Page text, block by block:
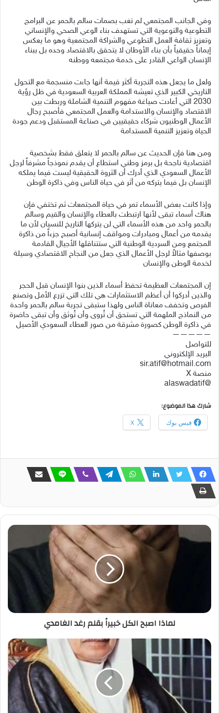
وفي الجانب المجتمعي لم تغب بصمات سالم بالحمر عن البرامج
التطوعية والتوعوية التي تستهدف بناء الوعي الصحي والإنساني
وتعزيز ثقافة العمل التطوعي والشراكة المجتمعية وهو ما يعكس
إيماناً حقيقياً بأن بناء الأوطان لا يتحقق بالاقتصاد وحده بل ببناء
الإنسان الواعي القادر على خدمة مجتمعه ووطنه
ولعل ما يجعل هذه التجربة أكثر قيمة أنها جاءت منسجمة مع التحول
التاريخي الكبير الذي تعيشه المملكة العربية السعودية في ظل رؤية
2030 التي أعادت صياغة مفهوم التنمية الشاملة وربطت بين
الاقتصاد والإنسان والاستدامة والعمل المجتمعي فأصبح رجال
الأعمال الوطنيون شركاء حقيقيين في صناعة المستقبل ودعم جودة
الحياة وتعزيز التنمية المستدامة
ومن هنا فإن الحديث عن سالم بالحمر لا يتعلق فقط بشخصية
اقتصادية ناجحة بل برمز وطني استطاع أن يقدم نموذجاً مشرفاً لرجل
الأعمال السعودي الذي أدرك أن الثروة الحقيقية ليست فيما يملكه
الإنسان بل فيما يتركه من أثر في حياة الناس وفي ذاكرة الوطن
وإذا كانت بعض الأسماء تمر في حياة المجتمعات ثم تختفي فإن
هناك أسماء تبقى لأنها ارتبطت بالعطاء والإنسان والقيم وسالم
بالحمر واحد من هذه الأسماء التي لن يتركها التاريخ للنسيان لأن ما
يقدمه من أعمال ومبادرات ومواقف إنسانية أصبح جزءاً من ذاكرة
المجتمع ومن السردية الوطنية التي ستتناقلها الأجيال القادمة
بوصفها مثالاً لرجل الأعمال الذي جعل من النجاح الاقتصادي وسيلة
لخدمة الوطن والإنسان
إن المجتمعات العظيمة تحفظ أسماء الذين بنوا الإنسان قبل الحجر
والذين أدركوا أن أعظم الاستثمارات هي تلك التي تزرع الأمل وتصنع
الفرص وتخفف معاناة الناس ولهذا ستبقى تجربة سالم بالحمر واحدة
من النماذج الملهمة التي تستحق أن تُروى وأن تُوثق وأن تبقى حاضرة
في ذاكرة الوطن كصورة مشرقة من صور العطاء السعودي الأصيل
—————
للتواصل
البريد الإلكتروني
sir.atif@hotmail.com
منصة X
@alaswadatif
شارك هذا الموضوع:
فيس بوك X
لماذا اصبح الكل خبيراً بقلم رغد الغامدي